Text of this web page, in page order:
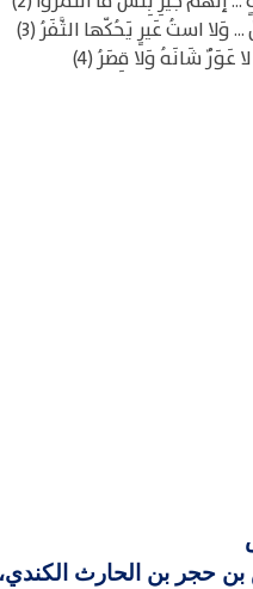
استُ عَيرٍ يَحُكّها الثَّفَرُ (3)
عَوَرٌ شَانَهُ وَلا قِصَرُ (4)
حجر بن الحارث الكندي، من